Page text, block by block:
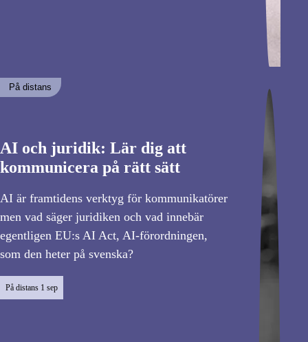
På distans
AI och juridik: Lär dig att
kommunicera på rätt sätt
AI är framtidens verktyg för kommunikatörer
men vad säger juridiken och vad innebär
egentligen EU:s AI Act, AI-förordningen,
som den heter på svenska?
På distans 1 sep